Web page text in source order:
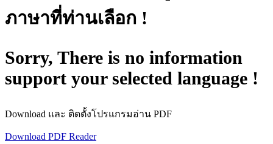
ภาษาที่ท่านเลือก !
Sorry, There is no information
support your selected language !
Download และ ติดตั้งโปรแกรมอ่าน PDF
Download PDF Reader